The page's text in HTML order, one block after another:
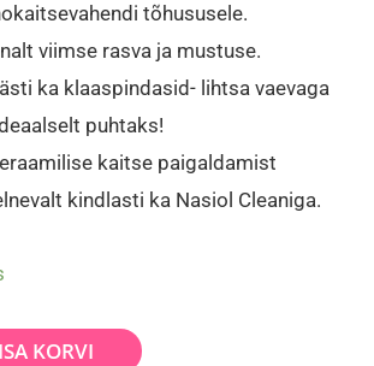
tõhususele.
viimse rasva ja mustuse.
ka klaaspindasid- lihtsa vaevaga
puhtaks!
kaitse paigaldamist
kindlasti ka Nasiol Cleaniga.
KORVI